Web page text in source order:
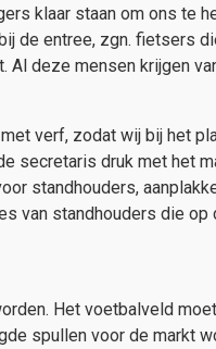
klaar staan om ons te
de entree, zgn. fietsers
Al deze mensen krijgen
verf, zodat wij bij het
secretaris druk met het
standhouders,
van standhouders die
Het voetbalveld
spullen voor de markt